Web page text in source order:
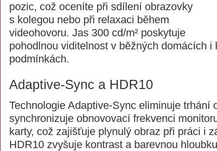
pozic, což oceníte při sdílení obrazovky
s kolegou nebo při relaxaci během
videohovoru. Jas 300 cd/m² poskytuje
pohodlnou viditelnost v běžných domácích i
podmínkách.
Adaptive-Sync a HDR10
Technologie Adaptive-Sync eliminuje trhání
synchronizuje obnovovací frekvenci
karty, což zajišťuje plynulý obraz při práci i
HDR10 zvyšuje kontrast a barevnou